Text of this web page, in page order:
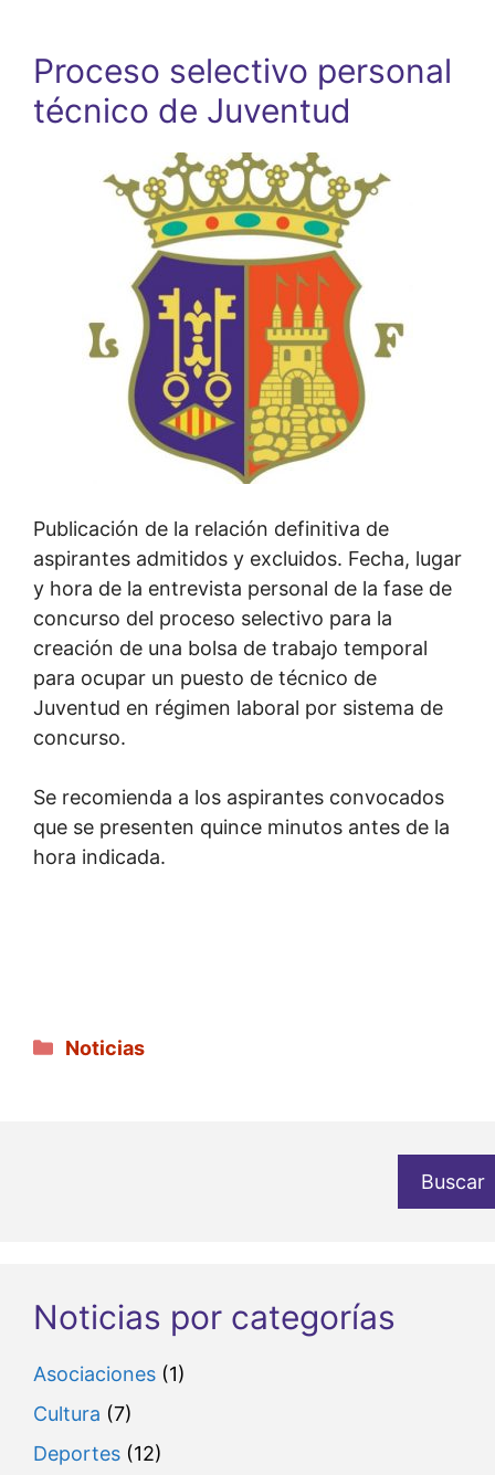
Proceso selectivo personal
técnico de Juventud
Publicación de la relación definitiva de
aspirantes admitidos y excluidos. Fecha, lugar
y hora de la entrevista personal de la fase de
concurso del proceso selectivo para la
creación de una bolsa de trabajo temporal
para ocupar un puesto de técnico de
Juventud en régimen laboral por sistema de
concurso.
Se recomienda a los aspirantes convocados
que se presenten quince minutos antes de la
hora indicada.
Categorías
Noticias
Buscar
Noticias por categorías
Asociaciones (1)
Cultura (7)
Deportes (12)